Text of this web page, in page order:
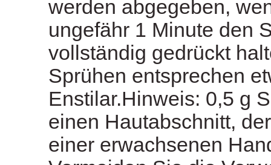
werden abgegeben,
ungefähr 1 Minute den
vollständig gedrückt
Sprühen entsprechen
Enstilar.Hinweis: 0,5 g
einen Hautabschnitt,
einer erwachsenen